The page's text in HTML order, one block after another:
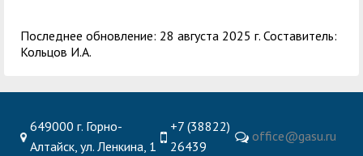
Последнее обновление: 28 августа 2025 г. Составитель:
Кольцов И.А.
649000 г. Горно-
Алтайск, ул. Ленкина, 1
+7 (38822)
26439
office@gasu.ru